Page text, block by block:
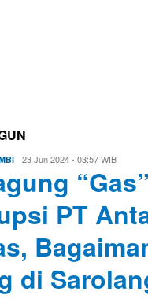
Evo
23 Jun 2024 - 03:57 WIB
PT
di